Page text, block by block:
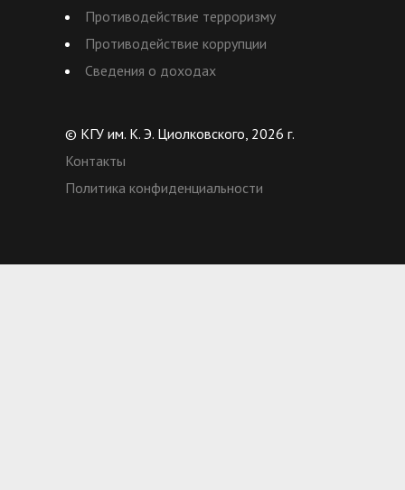
Противодействие терроризму
Противодействие коррупции
Сведения о доходах
© КГУ им. К. Э. Циолковского, 2026 г.
Контакты
Политика конфиденциальности